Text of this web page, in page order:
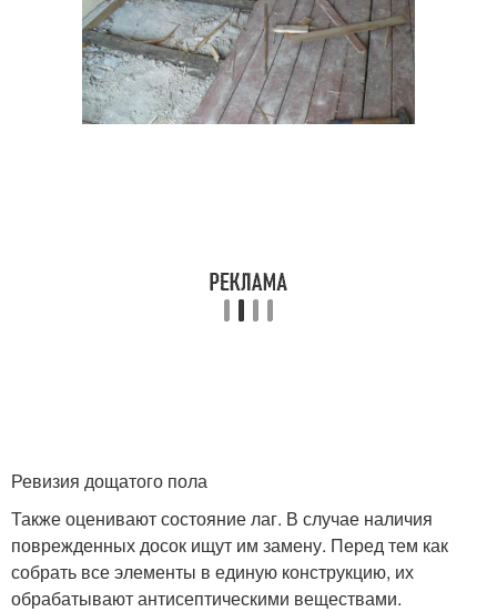
Ревизия дощатого пола
Также оценивают состояние лаг. В случае наличия
поврежденных досок ищут им замену. Перед тем как
собрать все элементы в единую конструкцию, их
обрабатывают антисептическими веществами.